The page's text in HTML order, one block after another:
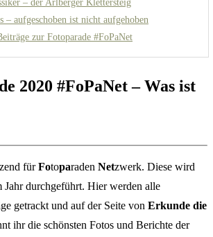
– aufgeschoben ist nicht aufgehoben
zur Fotoparade #FoPaNet
2020 #FoPaNet – Was ist
fürFotoparaden Netzwerk. Diese wird
Jahr durchgeführt. Hier werden alle
getrackt und auf der Seite von Erkunde die
ihr die schönsten Fotos und Berichte der